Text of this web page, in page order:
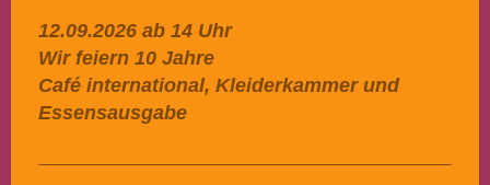
12.09.2026 ab 14 Uhr
Wir feiern 10 Jahre
Café international, Kleiderkammer und
Essensausgabe